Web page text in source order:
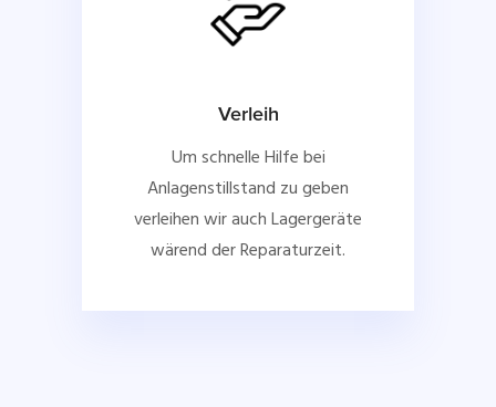
Verleih
Um schnelle Hilfe bei
Anlagenstillstand zu geben
verleihen wir auch Lagergeräte
wärend der Reparaturzeit.